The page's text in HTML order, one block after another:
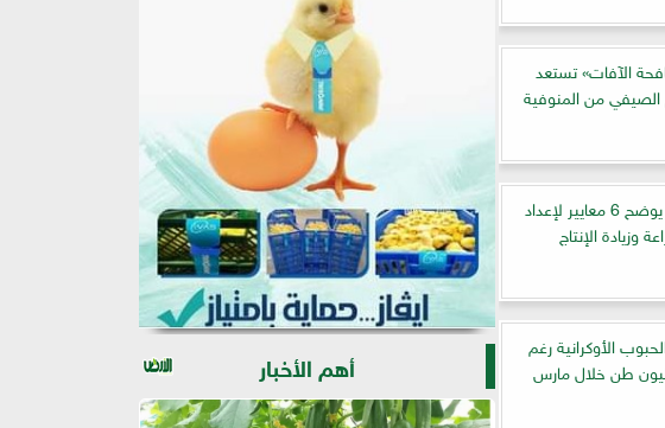
الآفات» تستعد
الصيفي من المنوفية
«بحوث القطن» يوضح 6 معايير لإعداد
وزيادة الإنتاج
الأوكرانية رغم
أهم الأخبار